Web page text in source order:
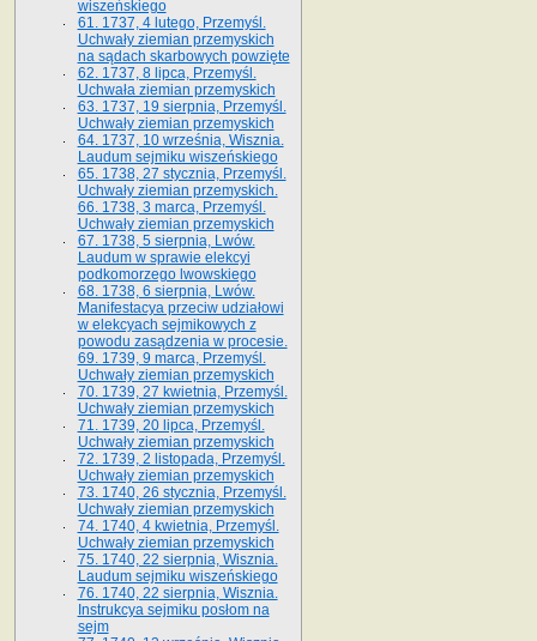
wiszeńskiego
61. 1737, 4 lutego, Przemyśl.
Uchwały ziemian przemyskich
na sądach skarbowych powzięte
62. 1737, 8 lipca, Przemyśl.
Uchwała ziemian przemyskich
63. 1737, 19 sierpnia, Przemyśl.
Uchwały ziemian przemyskich
64. 1737, 10 września, Wisznia.
Laudum sejmiku wiszeńskiego
65. 1738, 27 stycznia, Przemyśl.
Uchwały ziemian przemyskich­­.
66. 1738, 3 marca, Przemyśl.
Uchwały ziemian przemyskich­
67. 1738, 5 sierpnia, Lwów.
Laudum w sprawie elekcyi
podkomorzego lwowskiego
68. 1738, 6 sierpnia, Lwów.
Manifestacya przeciw udziałowi
w elekcyach sejmikowych z
powodu zasądzenia w procesie.
69. 1739, 9 marca, Przemyśl.
Uchwały ziemian przemyskich
70. 1739, 27 kwietnia, Przemyśl.
Uchwały ziemian przemyskich
71. 1739, 20 lipca, Przemyśl.
Uchwały ziemian przemyskich
72. 1739, 2 listopada, Przemyśl.
Uchwały ziemian przemyskich
73. 1740, 26 stycznia, Przemyśl.
Uchwały ziemian przemyskich
74. 1740, 4 kwietnia, Przemyśl.
Uchwały ziemian przemyskich
75. 1740, 22 sierpnia, Wisznia.
Laudum sejmiku wiszeńskiego
76. 1740, 22 sierpnia, Wisznia.
Instrukcya sejmiku posłom na
sejm